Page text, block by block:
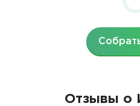
Отзывы о